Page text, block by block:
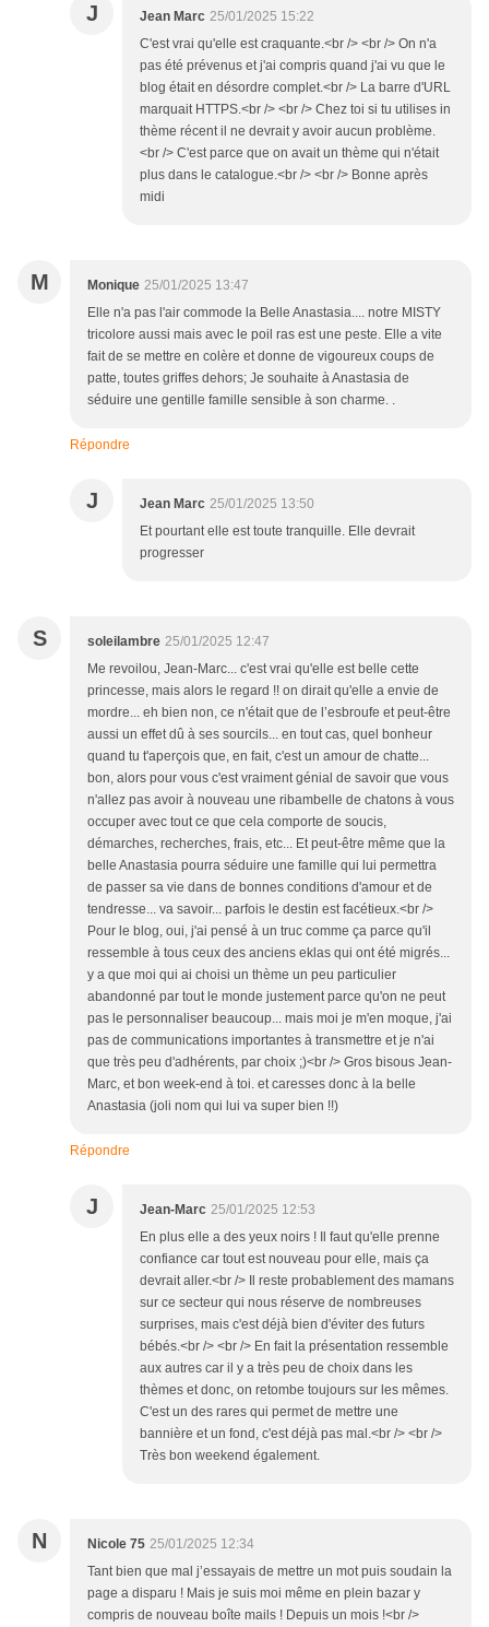
J Jean Marc 25/01/2025 15:22
C'est vrai qu'elle est craquante.<br /> <br /> On n'a
pas été prévenus et j'ai compris quand j'ai vu que le
blog était en désordre complet.<br /> La barre d'URL
marquait HTTPS.<br /> <br /> Chez toi si tu utilises in
thème récent il ne devrait y avoir aucun problème.
<br /> C'est parce que on avait un thème qui n'était
plus dans le catalogue.<br /> <br /> Bonne après
midi
M Monique 25/01/2025 13:47
Elle n'a pas l'air commode la Belle Anastasia.... notre MISTY
tricolore aussi mais avec le poil ras est une peste. Elle a vite
fait de se mettre en colère et donne de vigoureux coups de
patte, toutes griffes dehors; Je souhaite à Anastasia de
séduire une gentille famille sensible à son charme. .
Répondre
J Jean Marc 25/01/2025 13:50
Et pourtant elle est toute tranquille. Elle devrait
progresser
S soleilambre 25/01/2025 12:47
Me revoilou, Jean-Marc... c'est vrai qu'elle est belle cette
princesse, mais alors le regard !! on dirait qu'elle a envie de
mordre... eh bien non, ce n'était que de l’esbroufe et peut-être
aussi un effet dû à ses sourcils... en tout cas, quel bonheur
quand tu t'aperçois que, en fait, c'est un amour de chatte...
bon, alors pour vous c'est vraiment génial de savoir que vous
n'allez pas avoir à nouveau une ribambelle de chatons à vous
occuper avec tout ce que cela comporte de soucis,
démarches, recherches, frais, etc... Et peut-être même que la
belle Anastasia pourra séduire une famille qui lui permettra
de passer sa vie dans de bonnes conditions d'amour et de
tendresse... va savoir... parfois le destin est facétieux.<br />
Pour le blog, oui, j'ai pensé à un truc comme ça parce qu'il
ressemble à tous ceux des anciens eklas qui ont été migrés...
y a que moi qui ai choisi un thème un peu particulier
abandonné par tout le monde justement parce qu'on ne peut
pas le personnaliser beaucoup... mais moi je m'en moque, j'ai
pas de communications importantes à transmettre et je n'ai
que très peu d'adhérents, par choix ;)<br /> Gros bisous Jean-
Marc, et bon week-end à toi. et caresses donc à la belle
Anastasia (joli nom qui lui va super bien !!)
Répondre
J Jean-Marc 25/01/2025 12:53
En plus elle a des yeux noirs ! Il faut qu'elle prenne
confiance car tout est nouveau pour elle, mais ça
devrait aller.<br /> Il reste probablement des mamans
sur ce secteur qui nous réserve de nombreuses
surprises, mais c'est déjà bien d'éviter des futurs
bébés.<br /> <br /> En fait la présentation ressemble
aux autres car il y a très peu de choix dans les
thèmes et donc, on retombe toujours sur les mêmes.
C'est un des rares qui permet de mettre une
bannière et un fond, c'est déjà pas mal.<br /> <br />
Très bon weekend également.
N Nicole 75 25/01/2025 12:34
Tant bien que mal j’essayais de mettre un mot puis soudain la
page a disparu ! Mais je suis moi même en plein bazar y
compris de nouveau boîte mails ! Depuis un mois !<br />